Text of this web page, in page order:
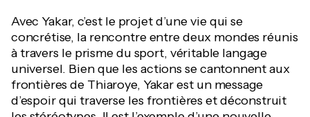
Avec Yakar, c’est le projet d’une vie qui se
concrétise, la rencontre entre deux mondes réunis
à travers le prisme du sport, véritable langage
universel. Bien que les actions se cantonnent aux
frontières de Thiaroye, Yakar est un message
d’espoir qui traverse les frontières et déconstruit